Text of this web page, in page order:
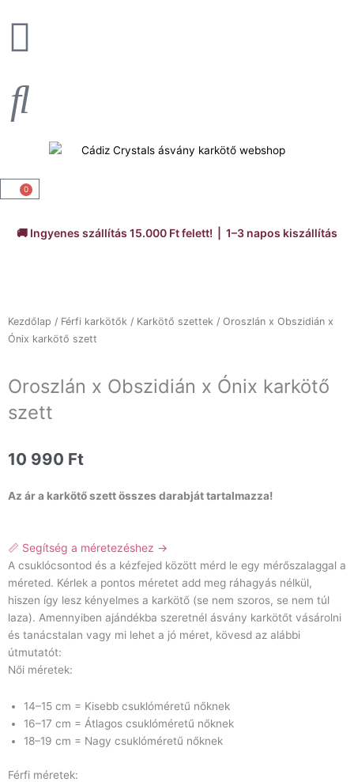
0
Kosár
🚚 Ingyenes szállítás 15.000 Ft felett! | 1–3 napos kiszállítás
Kezdőlap / Férfi karkötők / Karkötő szettek / Oroszlán x Obszidián x
Ónix karkötő szett
Oroszlán x Obszidián x Ónix karkötő
szett
10 990 Ft
Az ár a karkötő szett összes darabját tartalmazza!
📏 Segítség a méretezéshez →
A csuklócsontod és a kézfejed között mérd le egy mérőszalaggal a
méreted. Kérlek a pontos méretet add meg ráhagyás nélkül,
hiszen így lesz kényelmes a karkötő (se nem szoros, se nem túl
laza). Amennyiben ajándékba szeretnél ásvány karkötőt vásárolni
és tanácstalan vagy mi lehet a jó méret, kövesd az alábbi
útmutatót:
Női méretek:
14–15 cm = Kisebb csuklóméretű nőknek
16–17 cm = Átlagos csuklóméretű nőknek
18–19 cm = Nagy csuklóméretű nőknek
Férfi méretek: